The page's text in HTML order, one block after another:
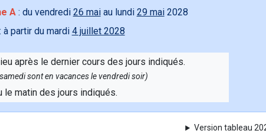
A: du vendredi 26 maiau lundi 29 mai2028
à partir du mardi 4 juillet 2028
après le dernier cours des jours indiqués.
sont en vacances le vendredi soir)
le matin des jours indiqués.
Version tableau